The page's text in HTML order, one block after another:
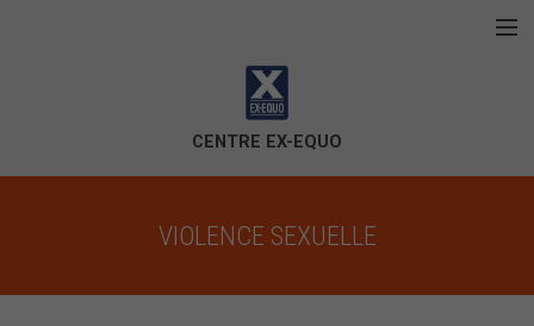
Accueil
La corporation
Violence sexuelle
Contactez-nous
CENTRE EX-EQUO
VIOLENCE SEXUELLE